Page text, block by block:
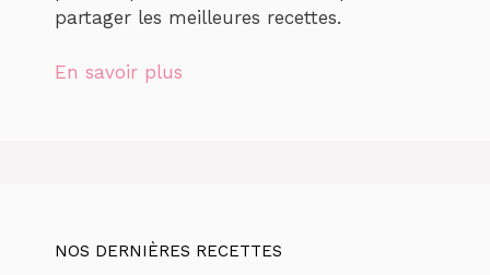
partager les meilleures recettes.
En savoir plus
NOS DERNIÈRES RECETTES